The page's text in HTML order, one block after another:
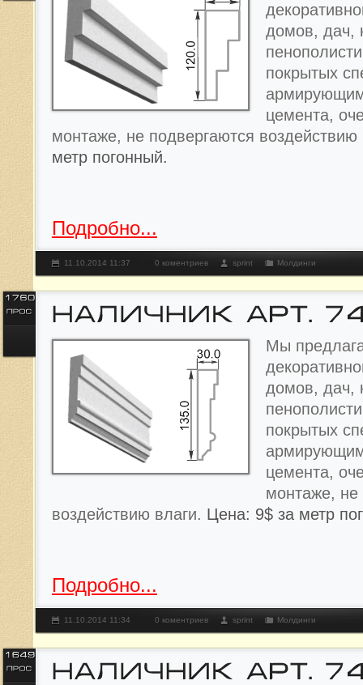
домов, дач,
покрытых
цемента,
монтаже, не подвергаются
метр погонный.
Подробно...
11.10.2014 11:37 0 коментриев sprint Молдинги
Мы
домов, дач,
покрытых
цемента,
монтаже, не
воздействию влаги. Цена: 9$ за метр
Подробно...
11.10.2014 11:34 0 коментриев sprint Молдинги